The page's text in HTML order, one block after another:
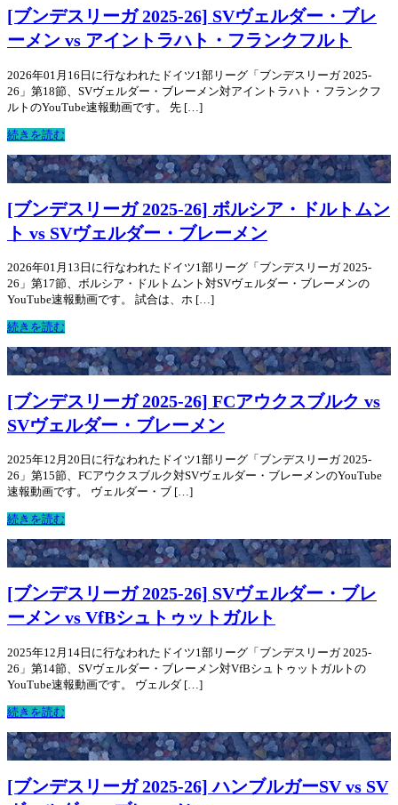
[ブンデスリーガ 2025-26] SVヴェルダー・ブレ
ーメン vs アイントラハト・フランクフルト
2026年01月16日に行なわれたドイツ1部リーグ「ブンデスリーガ 2025-
26」第18節、SVヴェルダー・ブレーメン対アイントラハト・フランクフ
ルトのYouTube速報動画です。 先 […]
続きを読む
[ブンデスリーガ 2025-26] ボルシア・ドルトムン
ト vs SVヴェルダー・ブレーメン
2026年01月13日に行なわれたドイツ1部リーグ「ブンデスリーガ 2025-
26」第17節、ボルシア・ドルトムント対SVヴェルダー・ブレーメンの
YouTube速報動画です。 試合は、ホ […]
続きを読む
[ブンデスリーガ 2025-26] FCアウクスブルク vs
SVヴェルダー・ブレーメン
2025年12月20日に行なわれたドイツ1部リーグ「ブンデスリーガ 2025-
26」第15節、FCアウクスブルク対SVヴェルダー・ブレーメンのYouTube
速報動画です。 ヴェルダー・ブ […]
続きを読む
[ブンデスリーガ 2025-26] SVヴェルダー・ブレ
ーメン vs VfBシュトゥットガルト
2025年12月14日に行なわれたドイツ1部リーグ「ブンデスリーガ 2025-
26」第14節、SVヴェルダー・ブレーメン対VfBシュトゥットガルトの
YouTube速報動画です。 ヴェルダ […]
続きを読む
[ブンデスリーガ 2025-26] ハンブルガーSV vs SV